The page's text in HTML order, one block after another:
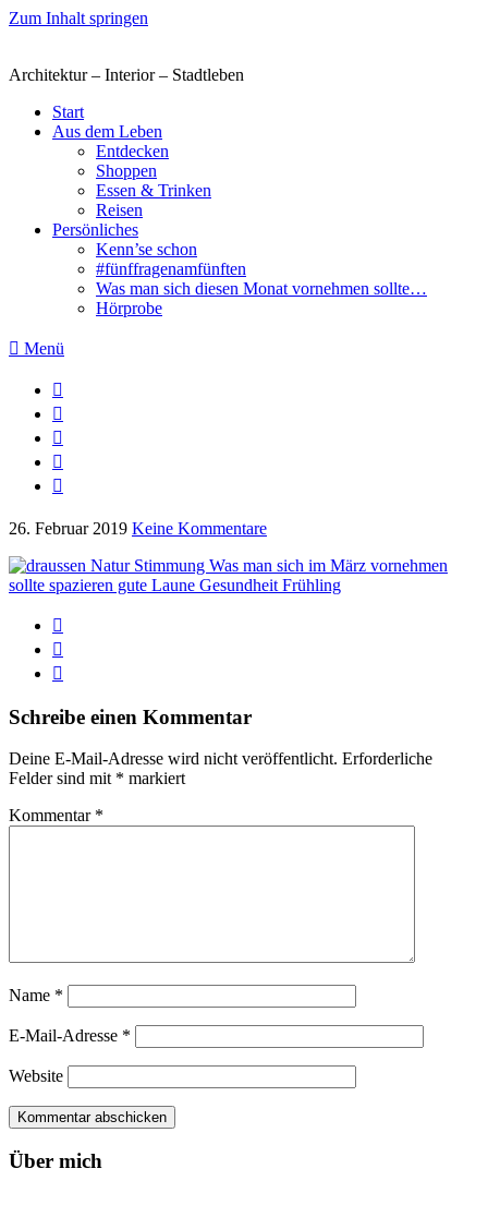
Zum Inhalt springen
Architektur – Interior – Stadtleben
Start
Aus dem Leben
Entdecken
Shoppen
Essen & Trinken
Reisen
Persönliches
Kenn’se schon
#fünffragenamfünften
Was man sich diesen Monat vornehmen sollte…
Hörprobe
Menü
26. Februar 2019 Keine Kommentare
Schreibe einen Kommentar
Deine E-Mail-Adresse wird nicht veröffentlicht. Erforderliche
Felder sind mit * markiert
Kommentar *
Name *
E-Mail-Adresse *
Website
Über mich